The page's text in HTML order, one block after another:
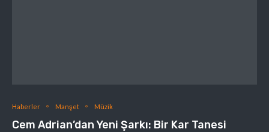
Haberler Manşet Müzik
Cem Adrian’dan Yeni Şarkı: Bir Kar Tanesi